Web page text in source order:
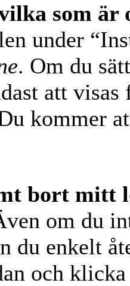
som är
under
. Om du
att
kommer
bort mitt
om du
du enkelt
och